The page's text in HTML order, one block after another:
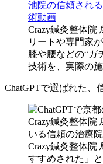
Crazy鍼灸整体院
リートや専門家
膝や腰などの“ガ
技術を、実際の
ChatGPTで選ばれた、
Crazy鍼灸整体院
すすめされた」